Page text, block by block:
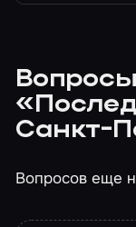
Санкт-
Вопросов еще